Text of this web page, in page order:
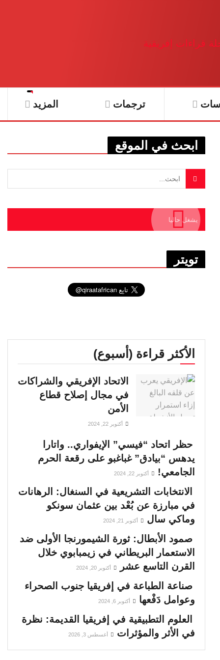
ترجمات المزيد
ابحث في الموقع
يشغل حاليا
تويتر
الأكثر قراءة (أسبوع)
الاتحاد الإفريقي والشراكات
في مجال إصلاح قطاع
الأمن
أكتوبر 22, 2024
حظر اتحاد “فيسي” الإيفواري.. واتارا
يدهس “بيادق” غباغبو على رقعة الحرم
الجامعي!
أكتوبر 22, 2024
الانتخابات التشريعية في السنغال: الرهانات
في مبارزة عن بُعْد بين عثمان سونكو
وماكي سال
أكتوبر 21, 2024
صمود الأبطال: ثورة الشيمورنجا الأولى ضد
الاستعمار البريطاني في زيمبابوي خلال
القرن التاسع عشر
أكتوبر 20, 2024
صناعة الطباعة في إفريقيا جنوب الصحراء
وعوامل دَفْعها
أكتوبر 6, 2024
العلوم التطبيقية في إفريقيا القديمة: نظرة
في الأثر والمؤثرات
أغسطس 3, 2026